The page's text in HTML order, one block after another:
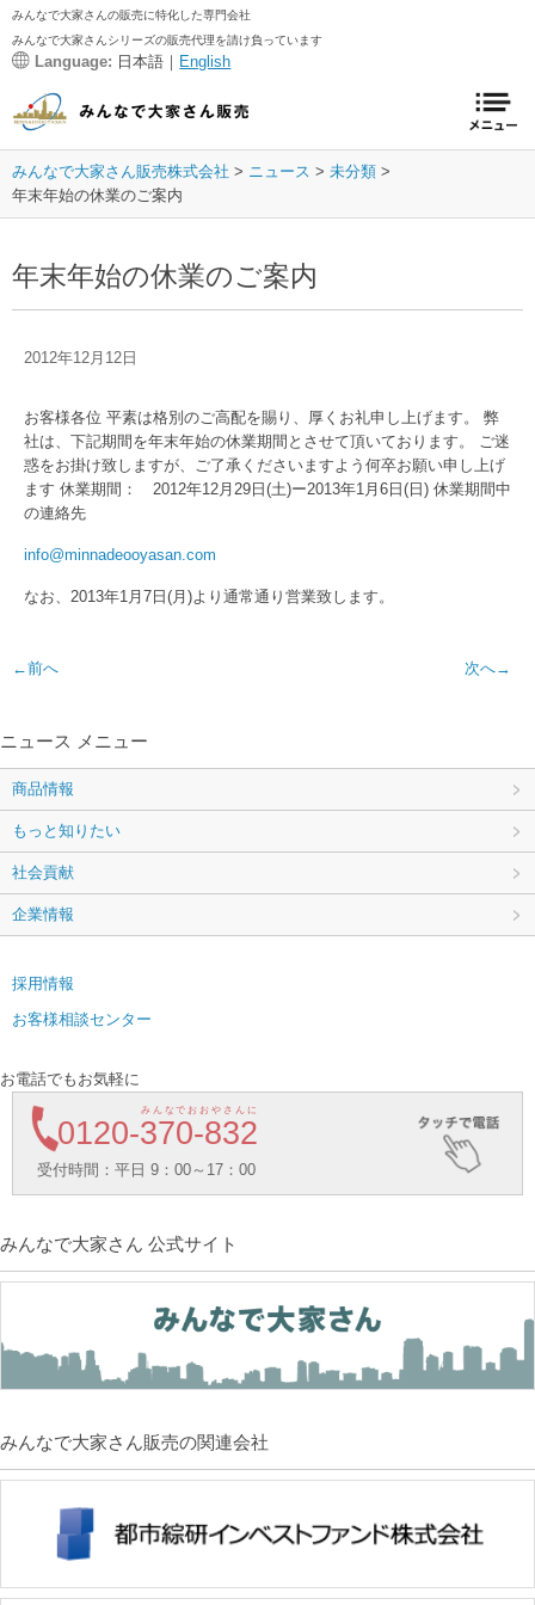
みんなで大家さんの販売に特化した専門会社
みんなで大家さんシリーズの販売代理を請け負っています
Language: 日本語｜ English
みんなで大家さん販売株式会社 ニュース
未分類
年末年始の休業のご案内
年末年始の休業のご案内
2012年12月12日
お客様各位 平素は格別のご高配を賜り、厚くお礼申し上げます。 弊
社は、下記期間を年末年始の休業期間とさせて頂いております。 ご迷
惑をお掛け致しますが、ご了承くださいますよう何卒お願い申し上げ
ます 休業期間： 2012年12月29日(土)ー2013年1月6日(日) 休業期間中
の連絡先
info@minnadeooyasan.com
なお、2013年1月7日(月)より通常通り営業致します。
←前へ 次へ→
ニュース メニュー
商品情報
もっと知りたい
社会貢献
企業情報
採用情報
お客様相談センター
お電話でもお気軽に
0120-370-832
みんなでおおやさんに
受付時間：平日 9：00～17：00
みんなで大家さん 公式サイト
みんなで大家さん販売の関連会社